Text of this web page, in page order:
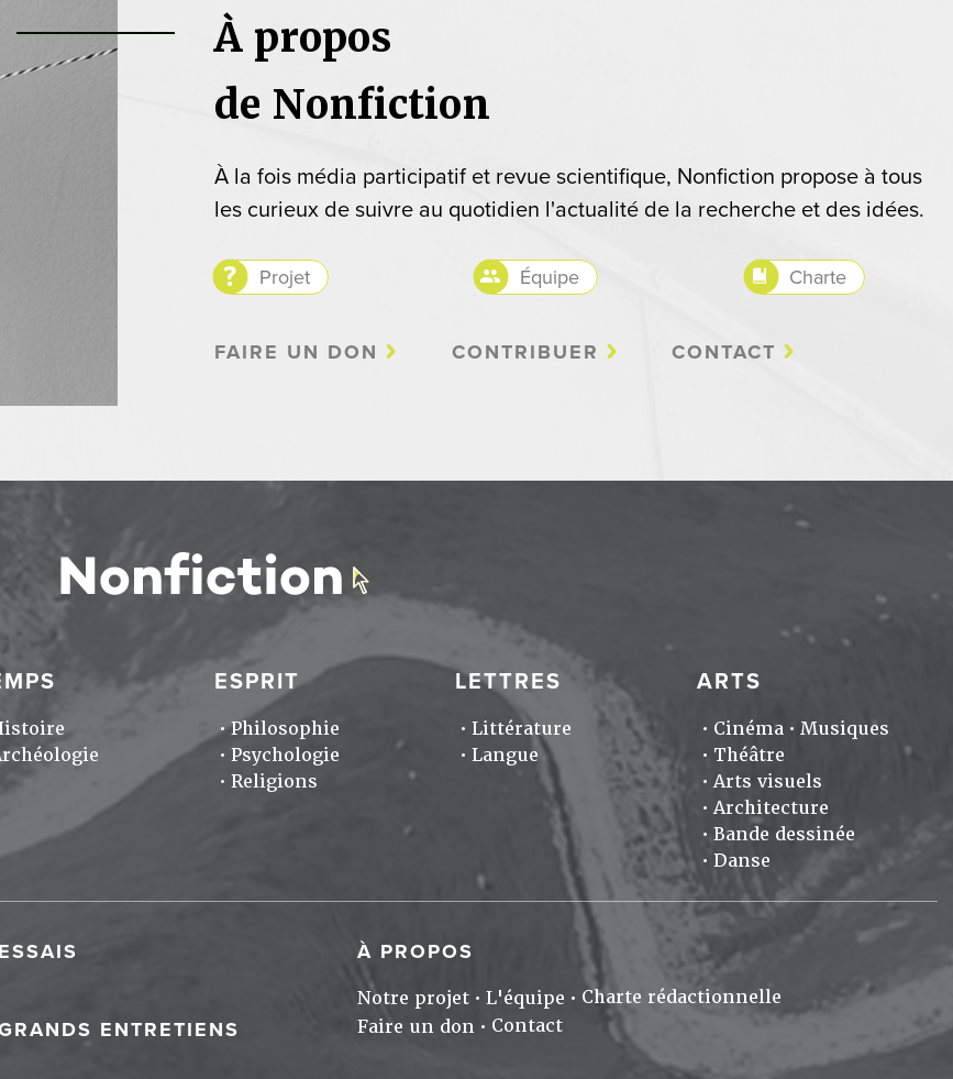
À propos
de Nonfiction
À la fois média participatif et revue scientifique, Nonfiction propose à tous
les curieux de suivre au quotidien l'actualité de la recherche et des idées.
Projet Équipe Charte
FAIRE UN DON CONTRIBUER CONTACT
ESPRIT
Philosophie
Psychologie
Religions
LETTRES
Littérature
Langue
ARTS
Cinéma
Musiques
Théâtre
Arts visuels
Architecture
Bande dessinée
Danse
ESSAIS
ENTRETIENS
À PROPOS
Notre projet L'équipe
Charte rédactionnelle
Faire un don
Contact